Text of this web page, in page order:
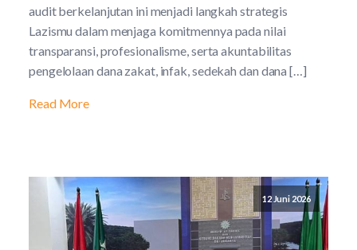
audit berkelanjutan ini menjadi langkah strategis
Lazismu dalam menjaga komitmennya pada nilai
transparansi, profesionalisme, serta akuntabilitas
pengelolaan dana zakat, infak, sedekah dan dana […]
Read More
12 Juni 2026